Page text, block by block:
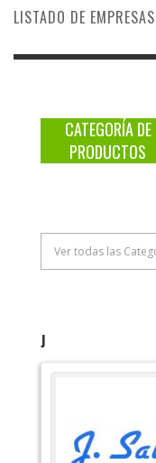
LISTADO DE
CATEGORÍA DE
PRODUCTOS
J